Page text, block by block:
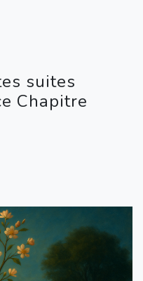
suites
Chapitre